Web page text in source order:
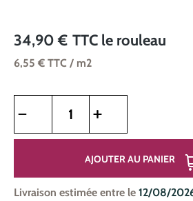
34,90 € TTC le rouleau
6,55 € TTC / m2
AJOUTER AU PANIER
Livraison estimée entre le 12/08/